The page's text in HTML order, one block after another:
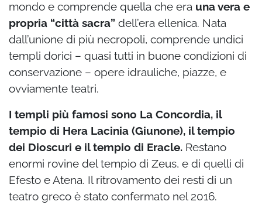
mondo e comprende quella che era una vera e
propria “città sacra” dell’era ellenica. Nata
dall’unione di più necropoli, comprende undici
templi dorici – quasi tutti in buone condizioni di
conservazione – opere idrauliche, piazze, e
ovviamente teatri.
I templi più famosi sono La Concordia, il
tempio di Hera Lacinia (Giunone), il tempio
dei Dioscuri e il tempio di Eracle. Restano
enormi rovine del tempio di Zeus, e di quelli di
Efesto e Atena. Il ritrovamento dei resti di un
teatro greco è stato confermato nel 2016.